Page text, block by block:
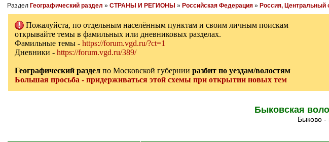
Раздел Географический раздел » СТРАНЫ И РЕГИОНЫ » Российская Федерация» Россия, Центральный
Пожалуйста, по отдельным населённым пунктам и своим личным поискам
открывайте темы в фамильных или дневниковых разделах.
Фамильные темы - https://forum.vgd.ru/?ct=1
Дневники - https://forum.vgd.ru/389/
Географический разделпо Московской губернии разбит по уездам/волостям
Большая просьба - придерживаться этой схемы при открытии новых тем
Быковская
Быково